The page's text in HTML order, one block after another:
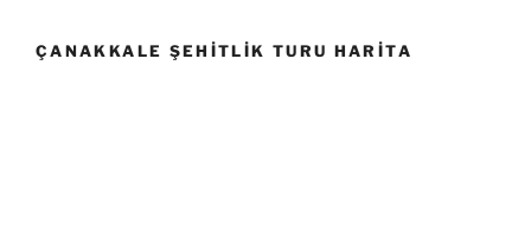
ÇANAKKALE ŞEHITLIK TURU HARITA